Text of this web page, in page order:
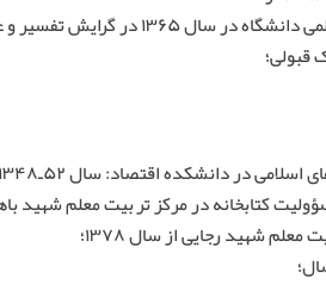
قبولی؛
در دانشکده اقتصاد: سال ۵۲ـ۱۳۴۸؛
شهید رجایی از سال ۱۳۷۸؛